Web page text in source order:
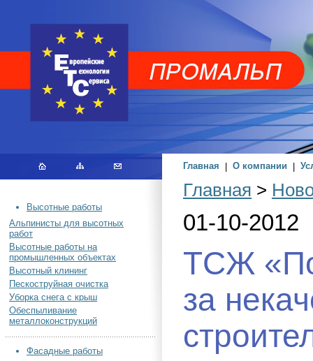
Главная О компании
Высотные работы
Альпинисты для высотных
работ
Высотные работы на
промышленных объектах
Высотный клининг
Пескоструйная очистка
Уборка снега с крыш
Обеспыливание
металлоконструкций
Фасадные работы
Главная >
01-10-2012
ТСЖ
за